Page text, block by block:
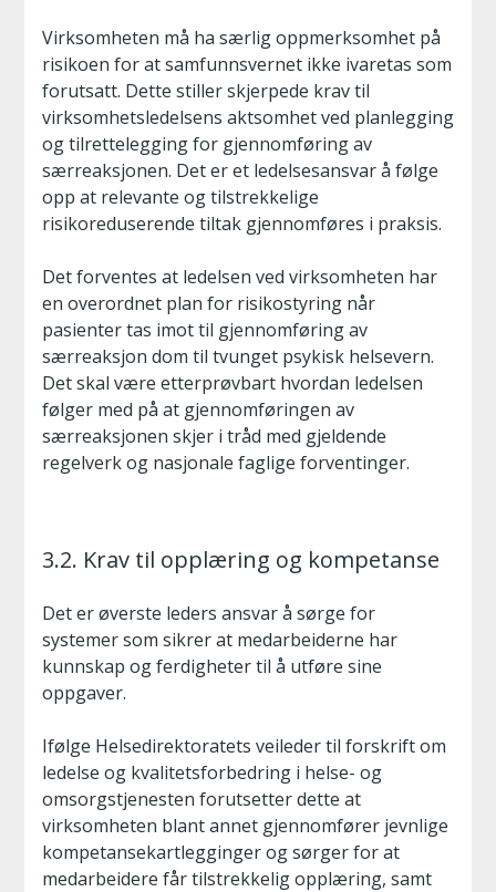
Virksomheten må ha særlig oppmerksomhet på
risikoen for at samfunnsvernet ikke ivaretas som
forutsatt. Dette stiller skjerpede krav til
virksomhetsledelsens aktsomhet ved planlegging
og tilrettelegging for gjennomføring av
særreaksjonen. Det er et ledelsesansvar å følge
opp at relevante og tilstrekkelige
risikoreduserende tiltak gjennomføres i praksis.
Det forventes at ledelsen ved virksomheten har
en overordnet plan for risikostyring når
pasienter tas imot til gjennomføring av
særreaksjon dom til tvunget psykisk helsevern.
Det skal være etterprøvbart hvordan ledelsen
følger med på at gjennomføringen av
særreaksjonen skjer i tråd med gjeldende
regelverk og nasjonale faglige forventinger.
3.2. Krav til opplæring og kompetanse
Det er øverste leders ansvar å sørge for
systemer som sikrer at medarbeiderne har
kunnskap og ferdigheter til å utføre sine
oppgaver.
Ifølge Helsedirektoratets veileder til forskrift om
ledelse og kvalitetsforbedring i helse- og
omsorgstjenesten forutsetter dette at
virksomheten blant annet gjennomfører jevnlige
kompetansekartlegginger og sørger for at
medarbeidere får tilstrekkelig opplæring, samt